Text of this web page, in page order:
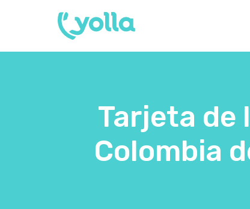
Tarjeta de
Colombia